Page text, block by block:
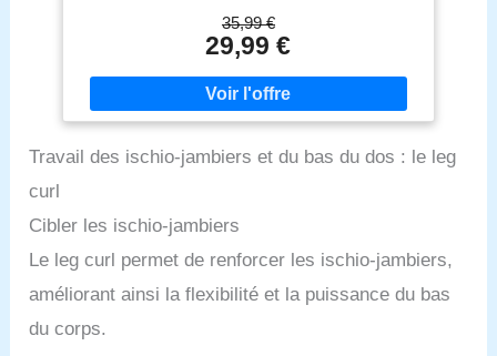
roulettes en nylon qui assurent un déplacement
sans à-coups [Confort dans la vie quotidienne]
Rembourré de mousse épaisse et revêtu de PU de
première qualité, ce tabouret rotatif est confortable
et facile à nettoyer. La hauteur peut être réglée
besoins, comme le travail ou le divertissement
53 cm), ce tabouret supporte jusqu’à 100 kg. Il ne
oscille pas à chaque mouvement [L'assemblage est
un jeu d'enfant] Le montage ne nécessite que 4
petites étapes. Vous serez prêt à l’utiliser
immédiatement ! [Ce que vous obtenez] Un
tabouret rotatif à roulettes, bien rembourré, réglable
35,99 €
29,99 €
Travail des ischio-jambiers et du bas du dos : le leg
curl
Cibler les ischio-jambiers
Le leg curl permet de renforcer les ischio-jambiers,
améliorant ainsi la flexibilité et la puissance du bas
du corps.